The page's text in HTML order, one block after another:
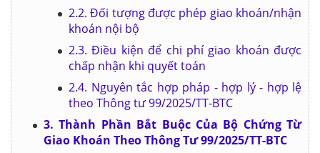
2.2. Đối tượng được phép giao khoán/nhận
khoán nội bộ
2.3. Điều kiện để chi phí giao khoán được
chấp nhận khi quyết toán
2.4. Nguyên tắc hợp pháp - hợp lý - hợp lệ
theo Thông tư 99/2025/TT-BTC
3. Thành Phần Bắt Buộc Của Bộ Chứng Từ
Giao Khoán Theo Thông Tư 99/2025/TT-BTC